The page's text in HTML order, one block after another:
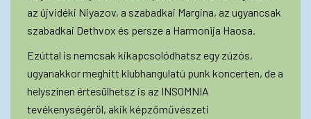
az újvidéki Niyazov, a szabadkai Margina, az ugyancsak
szabadkai Dethvox és persze a Harmonija Haosa.
Ezúttal is nemcsak kikapcsolódhatsz egy zúzós,
ugyanakkor meghitt klubhangulatú punk koncerten, de a
helyszínen értesülhetsz is az INSOMNIA
tevékenységéről, akik képzőművészeti